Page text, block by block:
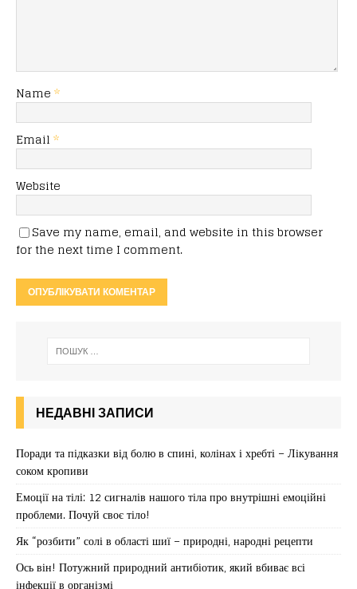
Name *
Email *
Website
Save my name, email, and website in this browser
for the next time I comment.
НЕДАВНІ ЗАПИСИ
Поради та підказки від болю в спині, колінах і хребті – Лікування
соком кропиви
Емоції на тілі: 12 сигналів нашого тіла про внутрішні емоційні
проблеми. Почуй своє тіло!
Як “розбити” солі в області шиї – природні, народні рецепти
Ось він! Потужний природний антибіотик, який вбиває всі
інфекції в організмі